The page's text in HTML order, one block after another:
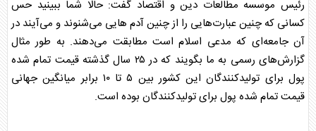
رئیس موسسه مطالعات دین و اقتصاد گفت: حالا شما ببینید حس
کسانی که چنین عبارت‌هایی را از چنین آدم هایی می‌شنوند و می‌آیند در
آن جامعه‌ای که مدعی اسلام است مطابقت می‌دهند. به طور مثال
گزارش‌های رسمی به ما بگویند که در ۲۵ سال گذشته قیمت تمام شده
پول برای تولیدکنندگان این کشور بین ۵ تا ۱۰ برابر میانگین جهانی
قیمت تمام شده پول برای تولیدکنندگان بوده است.